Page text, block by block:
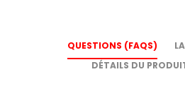
QUESTIONS (FAQS)
DÉTAILS DU